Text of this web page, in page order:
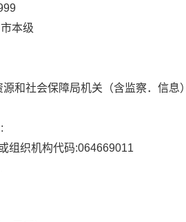
本级
和社会保障局机关（含监察．信息）
:
组织机构代码:064669011